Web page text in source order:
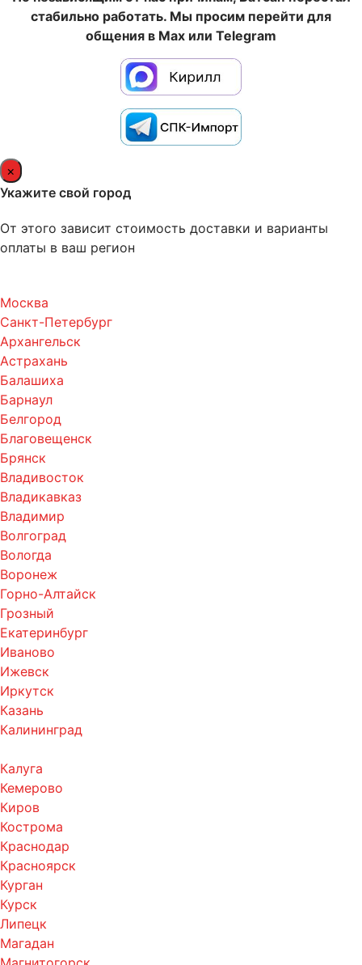
стабильно работать. Мы просим перейти для
общения в Max или Telegram
×
Укажите свой город
От этого зависит стоимость доставки и варианты
оплаты в ваш регион
Москва
Санкт-Петербург
Архангельск
Астрахань
Балашиха
Барнаул
Белгород
Благовещенск
Брянск
Владивосток
Владикавказ
Владимир
Волгоград
Вологда
Воронеж
Горно-Алтайск
Грозный
Екатеринбург
Иваново
Ижевск
Иркутск
Казань
Калининград
Калуга
Кемерово
Киров
Кострома
Краснодар
Красноярск
Курган
Курск
Липецк
Магадан